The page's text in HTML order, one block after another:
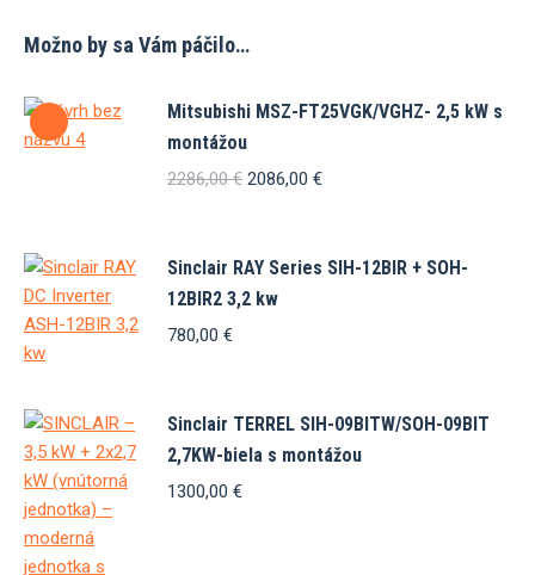
Možno by sa Vám páčilo…
Mitsubishi MSZ-FT25VGK/VGHZ- 2,5 kW s
montážou
2286,00€ Pôvodná
2286,00 €.
2086,00 €Aktuálna
2086,00 €.
Sinclair RAY Series SIH-12BIR + SOH-
12BIR2 3,2 kw
780,00 €
Sinclair TERREL SIH-09BITW/SOH-09BIT
2,7KW-biela s montážou
1300,00 €